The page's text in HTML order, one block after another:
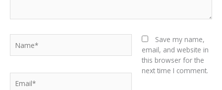
Save my name,
email, and website in
this browser for the
next time I comment.